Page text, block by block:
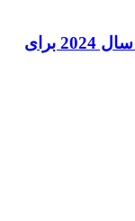
بهترین برنامه های دانلود انیمه در سال 2024 برای